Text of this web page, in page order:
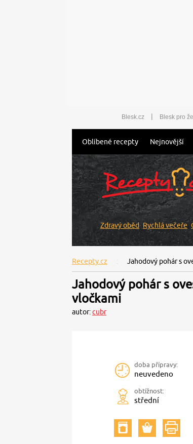
Blesk.cz | Blesk pro
Oblíbené recepty Nejnovější
Zdravý oběd Rychlá večeře
Recepty.cz Jahodový pohár s
Jahodový pohár s
vločkami
autor:cubr
doba přípravy:
neuvedeno
obtížnost:
střední